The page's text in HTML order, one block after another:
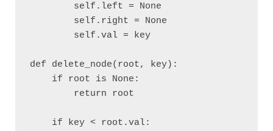
        self.left = None
        self.right = None
        self.val = key
def delete_node(root, key):
    if root is None:
        return root
    if key < root.val: